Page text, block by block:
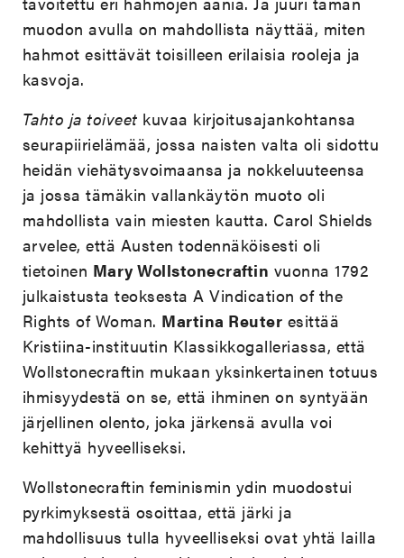
muodon avulla on mahdollista näyttää, miten
hahmot esittävät toisilleen erilaisia rooleja ja
kasvoja.
Tahto ja toiveet kuvaa kirjoitusajankohtansa
seurapiirielämää, jossa naisten valta oli sidottu
heidän viehätysvoimaansa ja nokkeluuteensa
ja jossa tämäkin vallankäytön muoto oli
mahdollista vain miesten kautta. Carol Shields
arvelee, että Austen todennäköisesti oli
tietoinen Mary Wollstonecraftin vuonna 1792
julkaistusta teoksesta A Vindication of the
Rights of Woman. Martina Reuter esittää
Kristiina-instituutin Klassikkogalleriassa, että
Wollstonecraftin mukaan yksinkertainen totuus
ihmisyydestä on se, että ihminen on syntyään
järjellinen olento, joka järkensä avulla voi
kehittyä hyveelliseksi.
Wollstonecraftin feminismin ydin muodostui
pyrkimyksestä osoittaa, että järki ja
mahdollisuus tulla hyveelliseksi ovat yhtä lailla